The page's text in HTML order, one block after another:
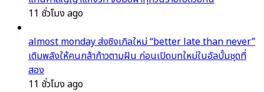
11 ชั่วโมง ago
almost monday ส่งซิงเกิลใหม่ “better late than never”
เติมพลังให้คนกล้าก้าวตามฝัน ก่อนเปิดบทใหม่ในอัลบั้มชุดที่
สอง
11 ชั่วโมง ago